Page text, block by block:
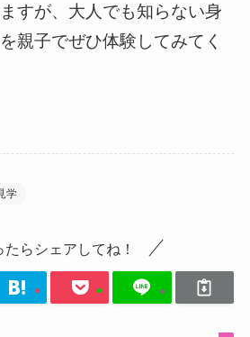
すが、大人でも知らない身
親子でぜひ体験してみてく
学
たらシェアしてね！